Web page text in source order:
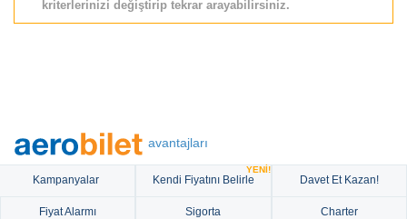
kriterlerinizi değiştirip tekrar arayabilirsiniz.
avantajları
Kampanyalar Kendi Fiyatını Belirle
YENİ!
Davet Et Kazan!
Fiyat Alarmı Sigorta Charter